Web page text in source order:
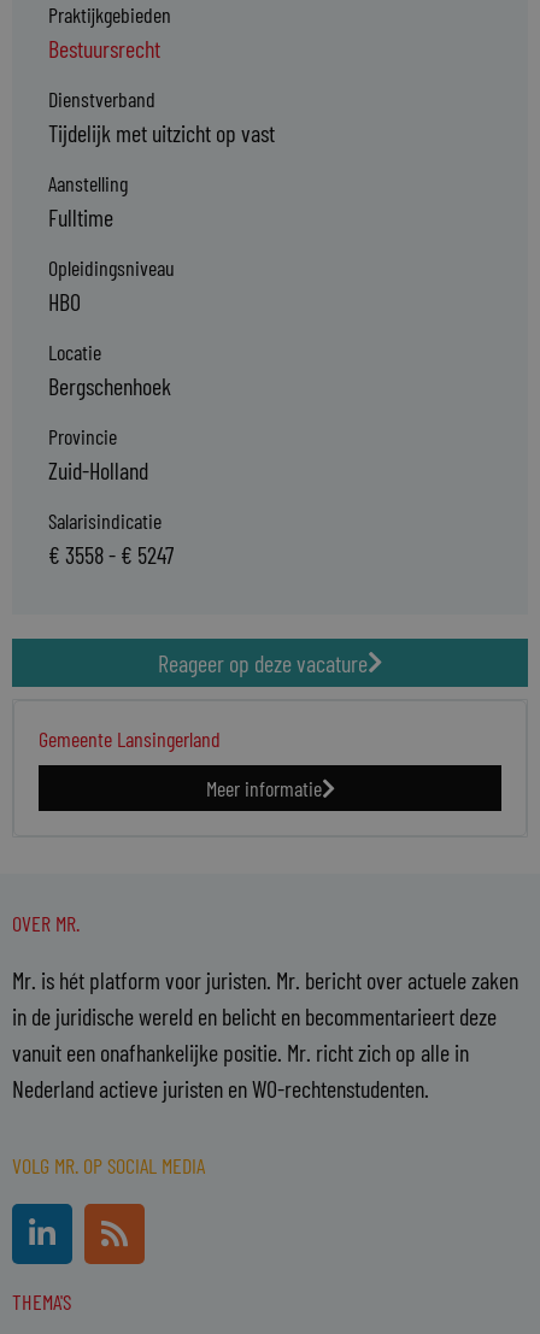
Praktijkgebieden
Bestuursrecht
Dienstverband
Tijdelijk met uitzicht op vast
Aanstelling
Fulltime
Opleidingsniveau
HBO
Locatie
Bergschenhoek
Provincie
Zuid-Holland
Salarisindicatie
€ 3558 - € 5247
Reageer op deze vacature
Gemeente Lansingerland
Meer informatie
OVER MR.
Mr. is hét platform voor juristen. Mr. bericht over actuele zaken
in de juridische wereld en belicht en becommentarieert deze
vanuit een onafhankelijke positie. Mr. richt zich op alle in
Nederland actieve juristen en WO-rechtenstudenten.
VOLG MR. OP SOCIAL MEDIA
L
i
n
k
R
s
s
THEMA'S